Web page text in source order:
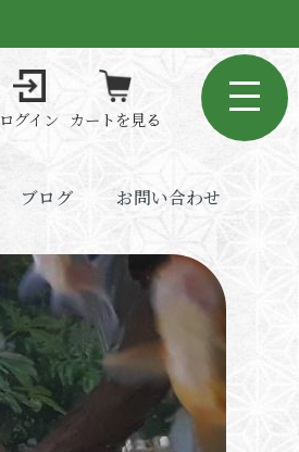
ログイン カートを見る
ブログ お問い合わせ